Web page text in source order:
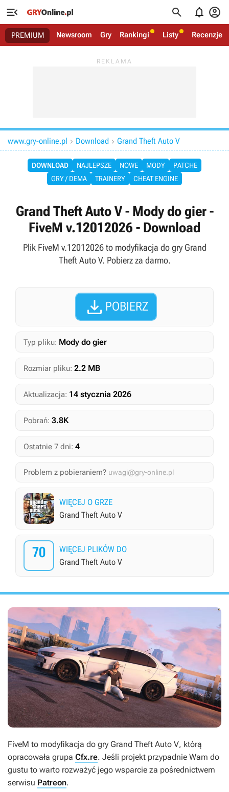
   
PREMIUM Newsroom Gry Rankingi Listy Recenzje
www.gry-online.pl  Download  Grand Theft Auto V
DOWNLOAD NAJLEPSZE NOWE MODY
PATCHE
GRY / DEMA
TRAINERY CHEAT ENGINE
Grand Theft Auto V - Mody do gier -
FiveM v.12012026 - Download
Plik FiveM v.12012026 to modyfikacja do gry Grand
Theft Auto V. Pobierz za darmo.
 POBIERZ
Typ pliku: Mody do gier
Rozmiar pliku: 2.2 MB
Aktualizacja: 14 stycznia 2026
Pobrań: 3.8K
Ostatnie 7 dni: 4
Problem z pobieraniem? uwagi@gry-online.pl
WIĘCEJ O GRZE
Grand Theft Auto V
70
WIĘCEJ PLIKÓW DO
Grand Theft Auto V
FiveM to modyfikacja do gry Grand Theft Auto V, którą
opracowała grupa Cfx.re. Jeśli projekt przypadnie Wam do
gustu to warto rozważyć jego wsparcie za pośrednictwem
serwisu Patreon.